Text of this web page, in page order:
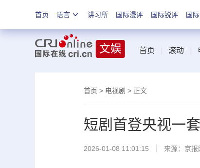
首页 语言 讲习所 国际漫评 国际锐评 国
首页 滚动
首页 > 电视剧 > 正文
短剧首登央视一
2026-01-08 11:01:15 来源： 京报